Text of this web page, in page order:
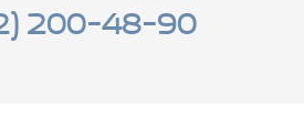
200-48-90